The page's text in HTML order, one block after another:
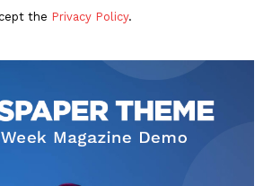
the Privacy Policy.